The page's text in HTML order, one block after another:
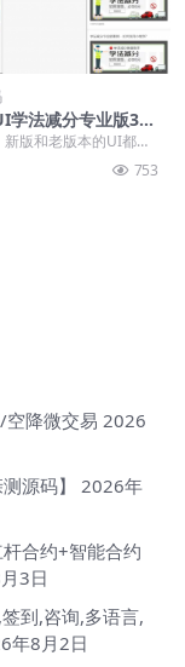
法减分专业版342
法减分专业版小程
版和老版本的UI都在
。 这个是专业版的，
全...
753
降微交易 2026
源码】
2026年
合约+智能合约
3日
到,咨询,多语言,
年8月2日